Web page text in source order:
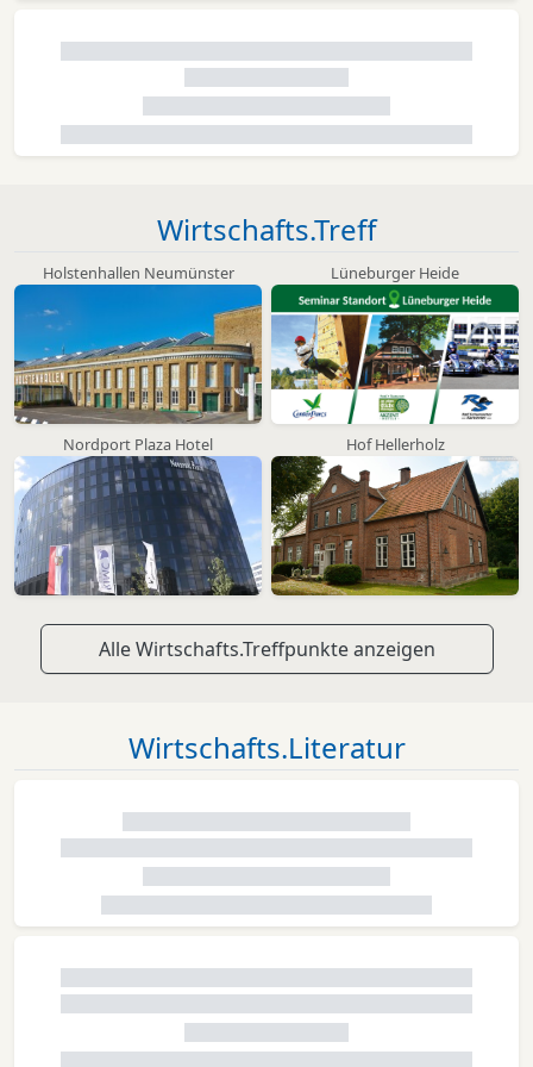
Wirtschafts.Treff
Holstenhallen Neumünster Lüneburger Heide
Nordport Plaza Hotel Hof Hellerholz
Alle Wirtschafts.Treffpunkte anzeigen
Wirtschafts.Literatur